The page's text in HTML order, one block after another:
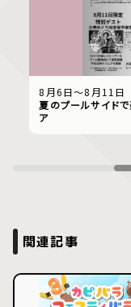
8月6日〜8月11日
夏のプールサイド
ア
関連記事